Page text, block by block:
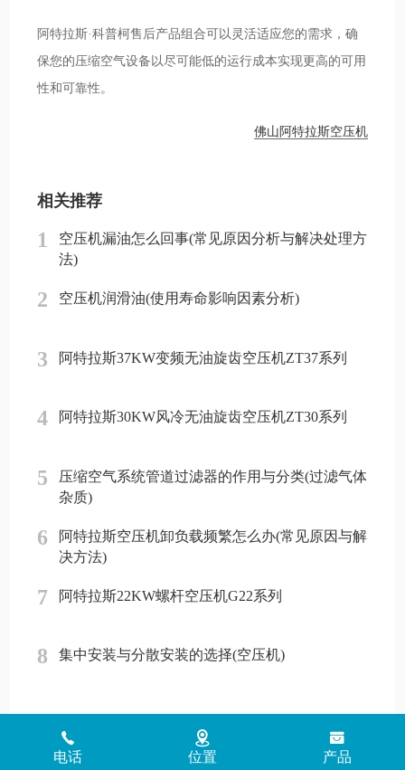
阿特拉斯·科普柯售后产品组合可以灵活适应您的需求，确
保您的压缩空气设备以尽可能低的运行成本实现更高的可用
性和可靠性。
佛山阿特拉斯空压机
相关推荐
1
空压机漏油怎么回事(常见原因分析与解决处理方
法)
2 空压机润滑油(使用寿命影响因素分析)
3 阿特拉斯37KW变频无油旋齿空压机ZT37系列
4 阿特拉斯30KW风冷无油旋齿空压机ZT30系列
5
压缩空气系统管道过滤器的作用与分类(过滤气体
杂质)
6
阿特拉斯空压机卸负载频繁怎么办(常见原因与解
决方法)
7 阿特拉斯22KW螺杆空压机G22系列
8 集中安装与分散安装的选择(空压机)
电话 位置 产品
Copyright © 2018 - 2026 www.jinlingyasuoji.com
气胜智能装备（深圳）
有限公司版权所有
粤ICP备2021072975号 粤公网安备